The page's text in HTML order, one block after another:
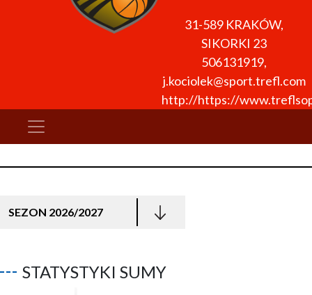
31-589 KRAKÓW,
SIKORKI 23
506131919,
j.kociolek@sport.trefl.com
http://https://
SEZON 2026/2027
STATYSTYKI SUMY